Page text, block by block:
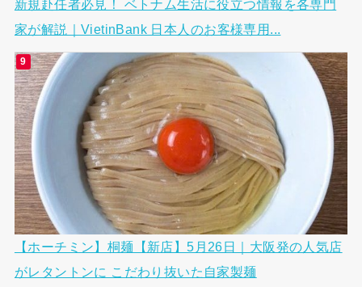
新規赴任者必見！ ベトナム生活に役立つ情報を各専門
家が解説｜VietinBank 日本人のお客様専用...
【ホーチミン】桐麺【新店】5月26日｜大阪発の人気店
がレタントンに こだわり抜いた自家製麺